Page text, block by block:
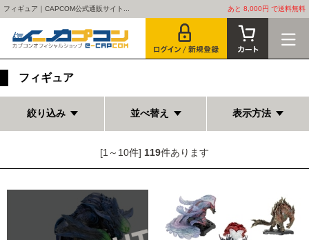
フィギュア｜CAPCOM公式通販サイト... あと 8,000円 で送料無料
フィギュア
絞り込み 並べ替え 表示方法
[1～10件] 119件あります